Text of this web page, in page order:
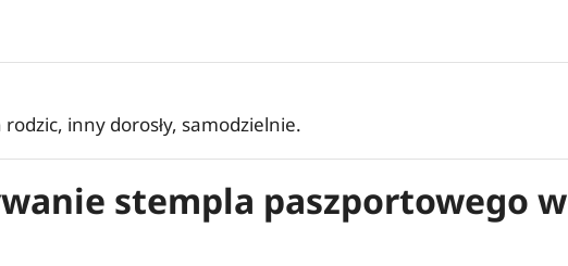
inny dorosły, samodzielnie.
stempla paszportowego w